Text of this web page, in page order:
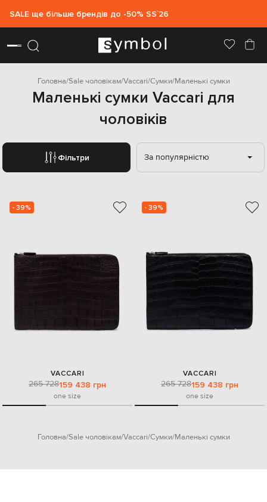
SALE ще більше брендів до -50% SS`26
Головна Sale чоловікам Vaccari Сумки Маленькі сумки
Маленькі сумки Vaccari для
чоловіків
Фільтри За популярністю
- 39%
VACCARI
265 728159 438 грн
one size
- 39%
VACCARI
265 728159 438 грн
one size
Головна Sale чоловікам Vaccari Сумки Маленькі сумки